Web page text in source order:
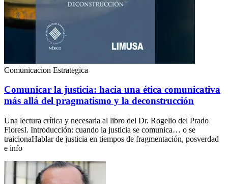
Comunicacion Estrategica
Comunicar la justicia: hacia una ética comunicativa
más allá del pragmatismo y la deconstrucción
Una lectura crítica y necesaria al libro del Dr. Rogelio del Prado
FloresI. Introducción: cuando la justicia se comunica… o se
traicionaHablar de justicia en tiempos de fragmentación, posverdad
e info